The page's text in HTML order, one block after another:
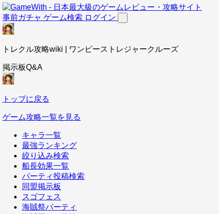
事前ガチャ ゲーム検索 ログイン
トレクル攻略wiki | ワンピーストレジャークルーズ
掲示板Q&A
トップに戻る
ゲーム攻略一覧を見る
キャラ一覧
最強ランキング
絞り込み検索
船長効果一覧
パーティ投稿検索
同盟掲示板
スゴフェス
海賊祭パーティ